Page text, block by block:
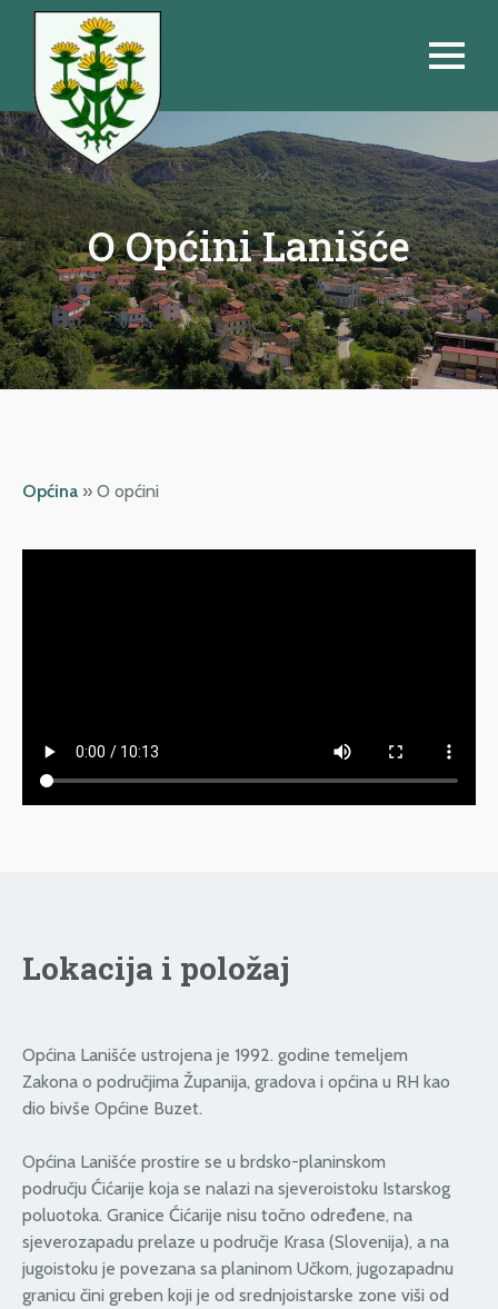
O Općini Lanišće
Općina » O općini
Lokacija i položaj
Općina Lanišće ustrojena je 1992. godine temeljem
Zakona o područjima Županija, gradova i općina u RH kao
dio bivše Općine Buzet.
Općina Lanišće prostire se u brdsko-planinskom
području Ćićarije koja se nalazi na sjeveroistoku Istarskog
poluotoka. Granice Ćićarije nisu točno određene, na
sjeverozapadu prelaze u područje Krasa (Slovenija), a na
jugoistoku je povezana sa planinom Učkom, jugozapadnu
granicu čini greben koji je od srednjoistarske zone viši od